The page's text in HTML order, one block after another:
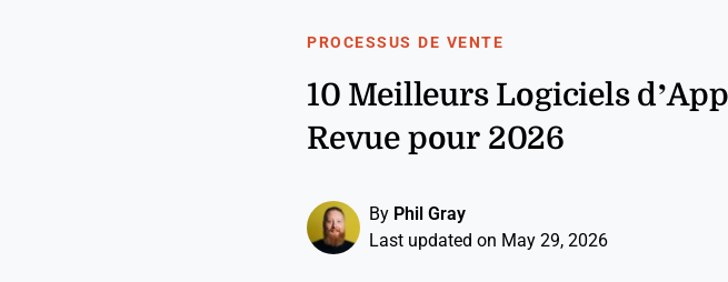
PROCESSUS DE VENTE
10 Meilleurs Logiciels
Revue pour 2026
By Phil Gray
Last updated on May 29, 2026